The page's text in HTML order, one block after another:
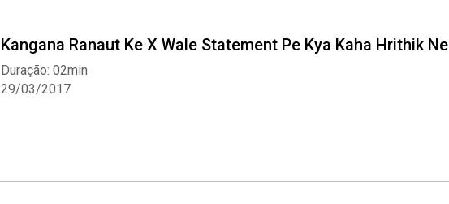
Kangana Ranaut Ke X Wale Statement Pe Kya Kaha Hrithik Ne
29/03/2017
Duração: 02min